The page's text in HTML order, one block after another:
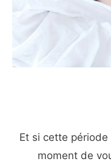
Et si cette
moment de